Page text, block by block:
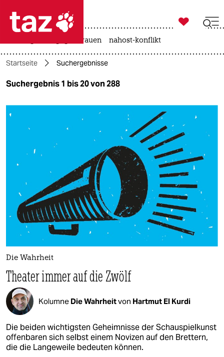
 taz zahl ich
taz zahl ich
themen
politik
gesellschaft
kultur
sport
berlin
nord
wahrheit
verlag
verlag
veranstaltungen
shop

taz zahl ich
gewalt gegen frauen nahost-konflikt
Startseite Suchergebnisse
Suchergebnis 1 bis 20 von 288
Die Wahrheit
Theater immer auf die Zwölf
Kolumne Die Wahrheitvon Hartmut El Kurdi
Die beiden wichtigsten Geheimnisse der Schauspielkunst
offenbaren sich selbst einem Novizen auf den Brettern,
die die Langeweile bedeuten können.